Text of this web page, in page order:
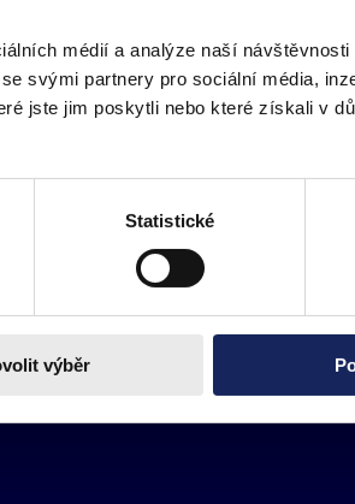
médií a analýze naší
svými partnery pro sociální média,
jste jim poskytli nebo které získali v
Statistické
výběr